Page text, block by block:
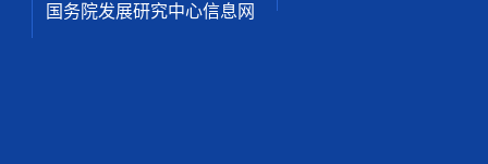
国务院发展研究中心信息网